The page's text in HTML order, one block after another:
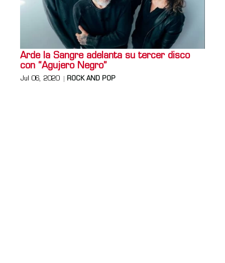
Arde la Sangre adelanta su tercer disco
con “Agujero Negro”
Jul 06, 2020 ROCK AND POP